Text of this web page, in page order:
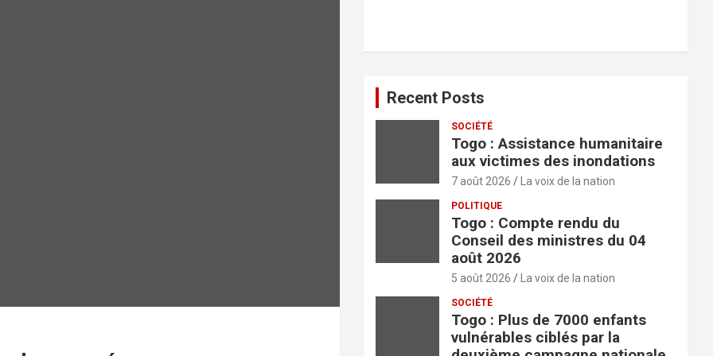
Recent Posts
SOCIÉTÉ
Togo : Assistance humanitaire
aux victimes des inondations
7 août 2026 La voix de la nation
POLITIQUE
Togo : Compte rendu du
Conseil des ministres du 04
août 2026
5 août 2026 La voix de la nation
SOCIÉTÉ
Togo : Plus de 7000 enfants
vulnérables ciblés par la